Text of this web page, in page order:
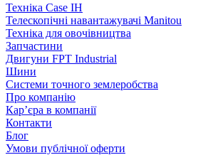
Техніка Case IH
Телескопічні навантажувачі Manitou
Техніка для овочівництва
Запчастини
Двигуни FPT Industrial
Шини
Системи точного землеробства
Про компанію
Кар’єра в компанії
Контакти
Блог
Умови публічної оферти